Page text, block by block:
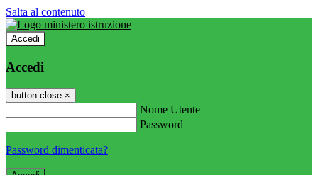
Salta al contenuto
Accedi
Accedi
button close ×
Nome Utente
Password
Password dimenticata?